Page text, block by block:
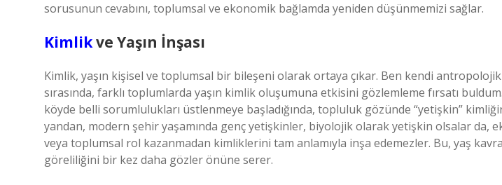
sorusunun cevabını, toplumsal ve ekonomik bağlamda yeniden düşünmemizi sağlar.
Kimlikve Yaşın İnşası
Kimlik, yaşın kişisel ve toplumsal bir bileşeni olarak ortaya çıkar. Ben kendi antropolojik
sırasında, farklı toplumlarda yaşın kimlik oluşumuna etkisini gözlemleme fırsatı
köyde belli sorumlulukları üstlenmeye başladığında, topluluk gözünde “yetişkin”
yandan, modern şehir yaşamında genç yetişkinler, biyolojik olarak yetişkin olsalar da,
veya toplumsal rol kazanmadan kimliklerini tam anlamıyla inşa edemezler. Bu, yaş
göreliliğini bir kez daha gözler önüne serer.